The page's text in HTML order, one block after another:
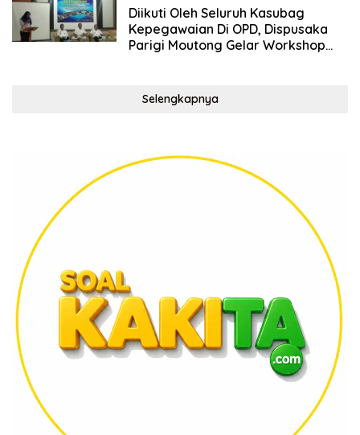
Diikuti Oleh Seluruh Kasubag
Kepegawaian Di OPD, Dispusaka
Parigi Moutong Gelar Workshop
Selengkapnya